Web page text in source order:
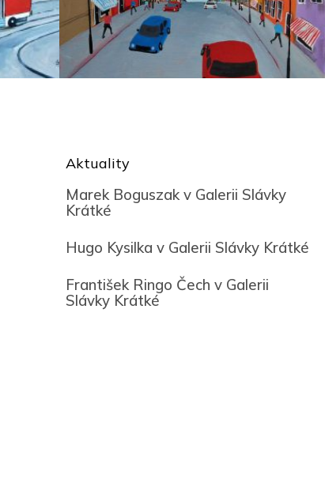
Aktuality
Marek Boguszak v Galerii Slávky
Krátké
Hugo Kysilka v Galerii Slávky Krátké
František Ringo Čech v Galerii
Slávky Krátké